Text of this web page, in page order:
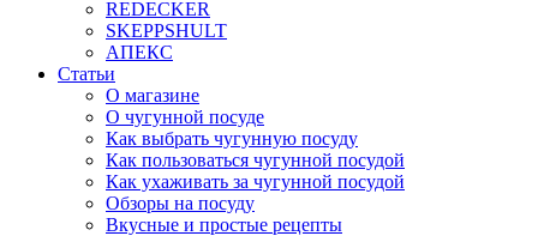
REDECKER
SKEPPSHULT
АПЕКС
Статьи
О магазине
О чугунной посуде
Как выбрать чугунную посуду
Как пользоваться чугунной посудой
Как ухаживать за чугунной посудой
Обзоры на посуду
Вкусные и простые рецепты